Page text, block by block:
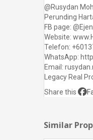
@Rusydan
Perunding
FB page:
Website:
Telefon:
WhatsApp:
Email:
Legacy Real
Share this
Similar